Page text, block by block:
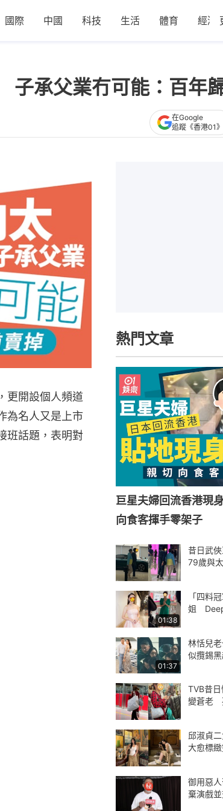
國際 中國 科技 生活 體育 經濟
承父業冇可能：百年
在Google
追蹤《香港01》
更開設個人頻道
為名人又是上市
班話題，表明對
熱門文章
巨星夫婦回流香港現
向食客揮手零架子
昔日武
79歲與
01:38
「四料
姐
01:37
林恬兒
似攬錫
TVB昔
變蒼老
邱淑貞
大愈標
御用惡
棄演戲